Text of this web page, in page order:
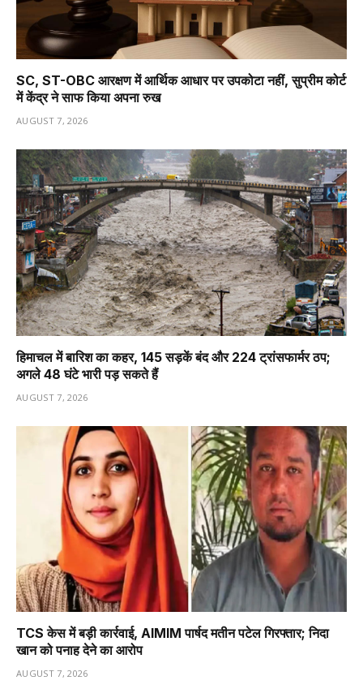
SC, ST-OBC आरक्षण में आर्थिक आधार पर उपकोटा नहीं, सुप्रीम कोर्ट
में केंद्र ने साफ किया अपना रुख
AUGUST 7, 2026
हिमाचल में बारिश का कहर, 145 सड़कें बंद और 224 ट्रांसफार्मर ठप;
अगले 48 घंटे भारी पड़ सकते हैं
AUGUST 7, 2026
TCS केस में बड़ी कार्रवाई, AIMIM पार्षद मतीन पटेल गिरफ्तार; निदा
खान को पनाह देने का आरोप
AUGUST 7, 2026